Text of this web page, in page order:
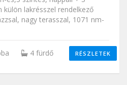
külön lakrésszel rendelkező
nagy terasszal, 1071 nm-
4 fürdő RÉSZLETEK